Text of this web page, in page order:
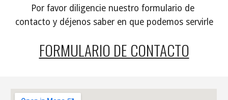
Por favor diligencie nuestro formulario de
contacto y déjenos saber en que podemos servirle
FORMULARIO DE CONTACTO